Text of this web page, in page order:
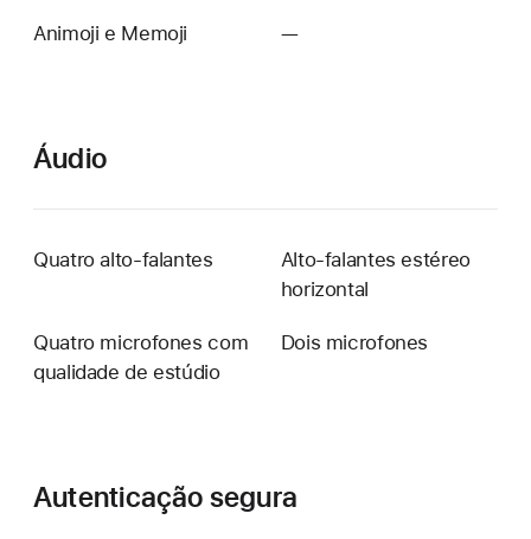
Animoji e Memoji —Não
Áudio
Quatro alto-falantes
Alto-falantes estéreo
horizontal
Quatro microfones com
qualidade de estúdio
Dois microfones
Autenticação segura